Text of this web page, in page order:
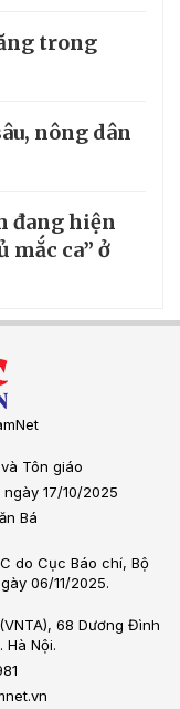
trong
nông dân
đang hiện
mắc ca” ở
Tôn giáo
17/10/2025
Bá
do Cục Báo chí, Bộ
06/11/2025.
68 Dương Đình
Hà Nội.